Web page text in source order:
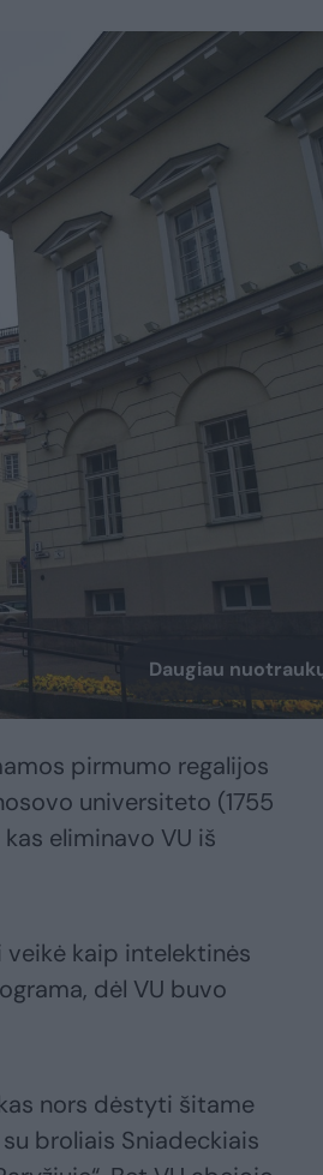
Daugiau
pirmumo regalijos
universiteto (1755
eliminavo VU iš
kaip intelektinės
dėl VU buvo
nors dėstyti šitame
broliais Sniadeckiais